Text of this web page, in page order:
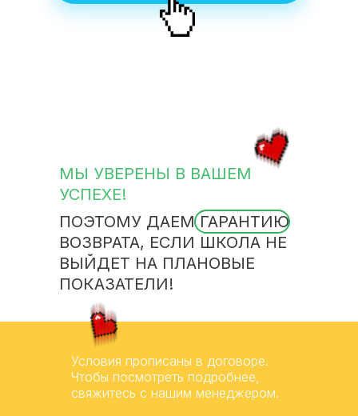
Условия прописаны в договоре.
Чтобы посмотреть подробнее,
свяжитесь с нашим менеджером.
МЫ УВЕРЕНЫ В ВАШЕМ
УСПЕХЕ!
ПОЭТОМУ ДАЕМ ГАРАНТИЮ
ВОЗВРАТА, ЕСЛИ ШКОЛА НЕ
ВЫЙДЕТ НА ПЛАНОВЫЕ
ПОКАЗАТЕЛИ!